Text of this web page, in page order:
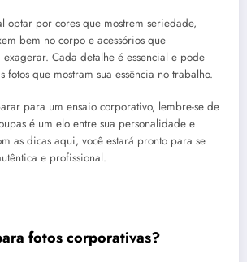
optar por cores que mostrem seriedade,
bem no corpo e acessórios que
exagerar. Cada detalhe é essencial e pode
fotos que mostram sua essência no trabalho.
para um ensaio corporativo, lembre-se de
é um elo entre sua personalidade e
as dicas aqui, você estará pronto para se
e profissional.
fotos corporativas?